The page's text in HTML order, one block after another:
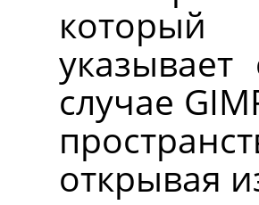
который
случае
открывая